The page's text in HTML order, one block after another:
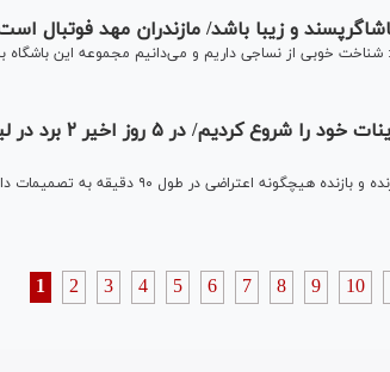
و زیبا باشد/ مازندران مهد فوتبال
خوبی از نساجی داریم و ‌می‌دانیم مجموعه این باشگاه
کمالوند: آخرین تیمی
سرمربی تیم نفت مسجد سلیمان گفت: تیم برنده و بازنده
1 2 3 4 5 6 7 8 9 10